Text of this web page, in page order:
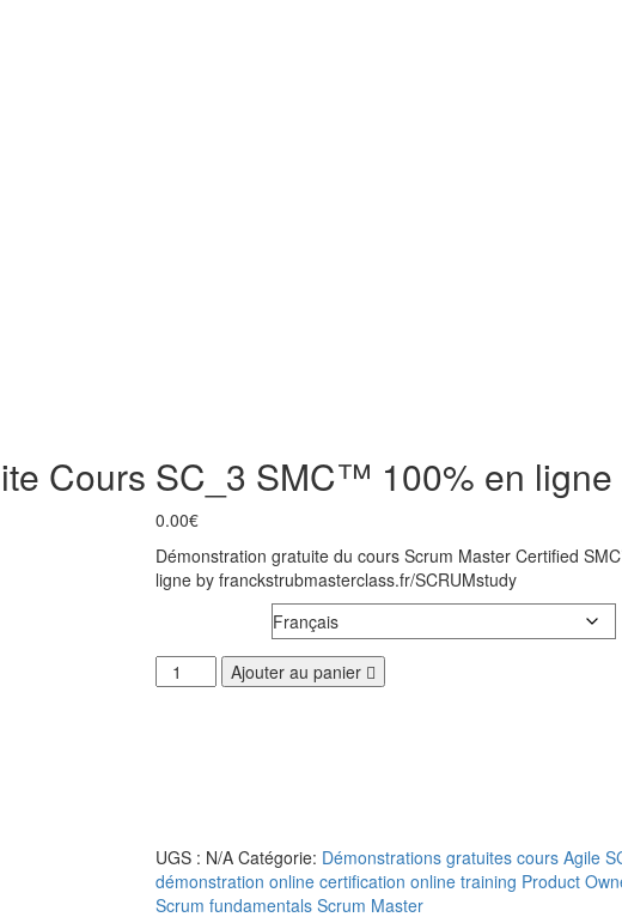
Cours SC_3 SMC™ 100% en ligne
0.00€
Démonstration gratuite du cours Scrum Master Certified
ligne by franckstrubmasterclass.fr/SCRUMstudy
quantité
de
en
ligne
Ajouter au panier
UGS : N/ACatégorie: Démonstrations gratuites cours Agile
démonstration online certification online training Product
Scrum fundamentals Scrum Master